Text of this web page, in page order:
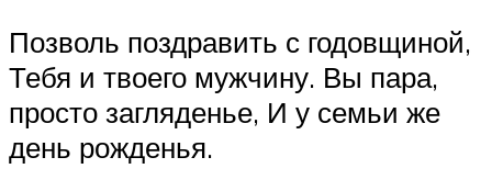
Позволь поздравить с годовщиной,
Тебя и твоего мужчину. Вы пара,
просто загляденье, И у семьи же
день рожденья.